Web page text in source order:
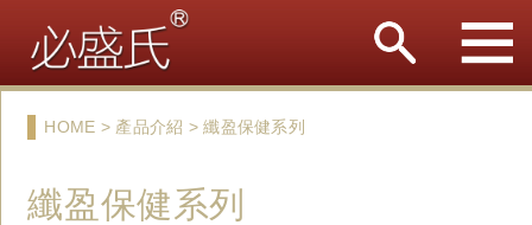
HOME > 產品介紹 > 纖盈保健系列
纖盈保健系列